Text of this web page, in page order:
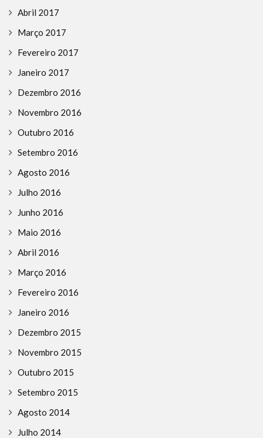
Abril 2017
Março 2017
Fevereiro 2017
Janeiro 2017
Dezembro 2016
Novembro 2016
Outubro 2016
Setembro 2016
Agosto 2016
Julho 2016
Junho 2016
Maio 2016
Abril 2016
Março 2016
Fevereiro 2016
Janeiro 2016
Dezembro 2015
Novembro 2015
Outubro 2015
Setembro 2015
Agosto 2014
Julho 2014